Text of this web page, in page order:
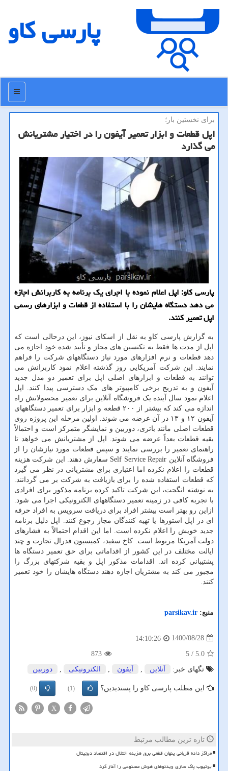
پارسی كاو
منو
برای نخستین بار؛
اپل قطعات و ابزار تعمیر آیفون را در اختیار مشتریانش
می گذارد
پارسی کاو: اپل اعلام نموده با اجرای یک برنامه به کاربرانش اجازه
می دهد دستگاه هایشان را با استفاده از قطعات و ابزارهای رسمی
اپل تعمیر کنند.
به گزارش پارسی کاو به نقل از اسکای نیوز، این درحالی است که
اپل از مدت ها فقط به تکنسین های مجاز و تأیید شده خود اجازه می
دهد قطعات و نرم افزارهای مورد نیاز دستگاههای شرکت را فراهم
نمایند. این شرکت آمریکایی روز گذشته اعلام نمود کاربرانش می
توانند به قطعات و ابزارهای اصلی اپل برای تعمیر دو مدل جدید
آیفون و به تدریج برخی کامپیوتر های مک دسترسی پیدا کنند. اپل
اعلام نمود سال آینده یک فروشگاه آنلاین برای تعمیر محصولاتش راه
اندازه می کند که بیشتر از ۲۰۰ قطعه و ابزار برای تعمیر دستگاههای
آیفون ۱۲ و ۱۳ در آن عرضه می شوند. اولین مرحله این پروژه روی
قطعات اصلی مانند باتری، دوربین و نمایشگر متمرکز است و احتمالاً
بقیه قطعات بعداً عرضه می شوند. اپل از مشتریانش می خواهد تا
راهنمای تعمیر را بررسی نمایند و سپس قطعات مورد نیازشان را از
فروشگاه آنلاین Self Service Repair سفارش دهند. این شرکت هزینه
قطعات را اعلام نکرده اما اعتباری برای مشتریانی در نظر می گیرد
که قطعات استفاده شده را برای بازیافت به شرکت بر می گردانند.
به نوشته انگجت، این شرکت تاکید کرده برنامه مذکور برای افرادی
با تجربه کافی در زمینه تعمیر دستگاههای الکترونیکی اجرا می شود.
ازاین رو بهتر است بیشتر افراد برای دریافت سرویس به افراد حرفه
ای در اپل استورها یا تهیه کنندگان مجاز رجوع کنند. اپل دلیل برنامه
جدید خویش را اعلام نکرده است. اما این اقدام احتمالاً به فشارهای
دولت آمریکا مربوط است. کاخ سفید، کمیسیون فدرال تجارت و چند
ایالت مختلف در این کشور از اقداماتی برای حق تعمیر دستگاه ها
پشتیبانی کرده اند. اقدامات مذکور اپل و بقیه شرکتهای بزرگ را
مجبور می کند به مشتریان اجازه دهند دستگاه هایشان را خود تعمیر
کنند.
منبع: parsikav.ir
1400/08/28
14:10:26
5.0
/ 5
873
تگهای خبر:
آنلاین , آیفون , الكترونیكی , دوربین
این مطلب پارسی کاو را پسندیدین؟ (1)
(0)
X
تازه ترین مطالب مرتبط
مراکز داده قربانی پنهان قطعی برق هزینه اختلال در اقتصاد دیجیتال
یوتیوب پاک سازی ویدئوهای هوش مصنوعی را آغاز کرد